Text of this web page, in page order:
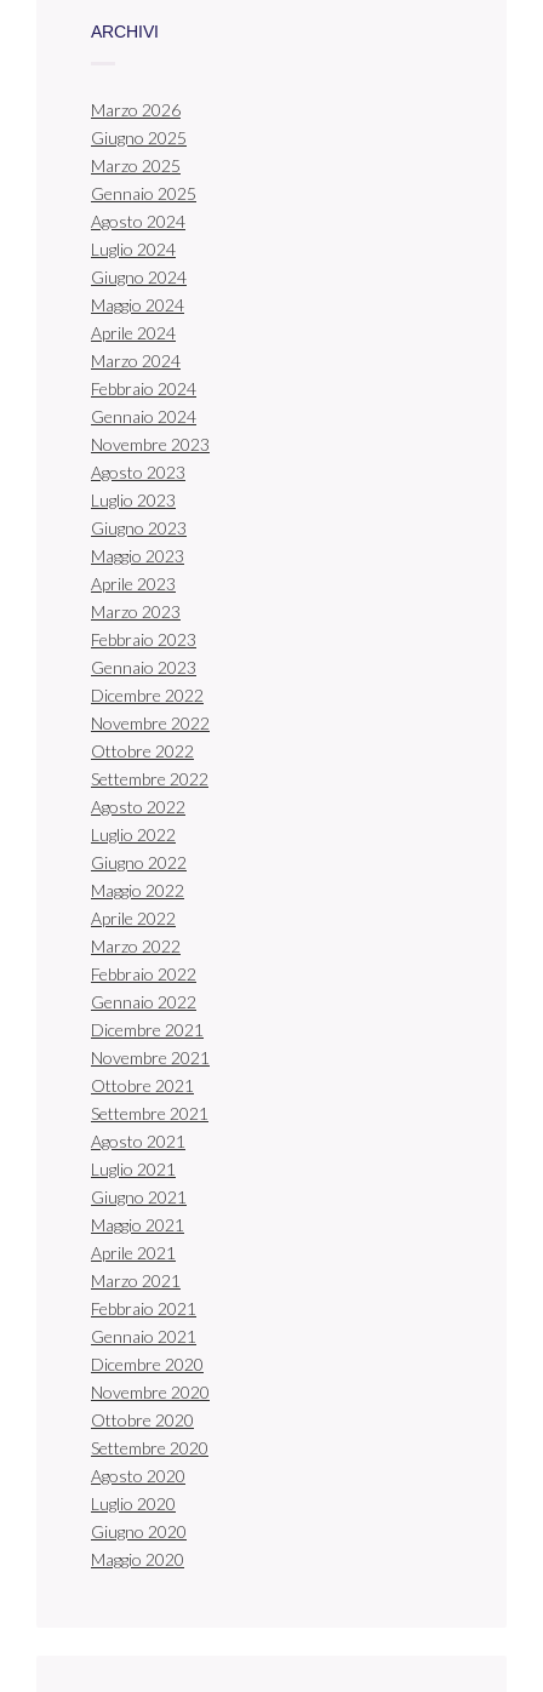
ARCHIVI
Marzo 2026
Giugno 2025
Marzo 2025
Gennaio 2025
Agosto 2024
Luglio 2024
Giugno 2024
Maggio 2024
Aprile 2024
Marzo 2024
Febbraio 2024
Gennaio 2024
Novembre 2023
Agosto 2023
Luglio 2023
Giugno 2023
Maggio 2023
Aprile 2023
Marzo 2023
Febbraio 2023
Gennaio 2023
Dicembre 2022
Novembre 2022
Ottobre 2022
Settembre 2022
Agosto 2022
Luglio 2022
Giugno 2022
Maggio 2022
Aprile 2022
Marzo 2022
Febbraio 2022
Gennaio 2022
Dicembre 2021
Novembre 2021
Ottobre 2021
Settembre 2021
Agosto 2021
Luglio 2021
Giugno 2021
Maggio 2021
Aprile 2021
Marzo 2021
Febbraio 2021
Gennaio 2021
Dicembre 2020
Novembre 2020
Ottobre 2020
Settembre 2020
Agosto 2020
Luglio 2020
Giugno 2020
Maggio 2020